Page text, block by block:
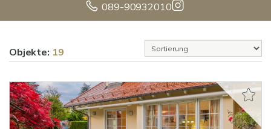
089-90932010
Objekte: 19